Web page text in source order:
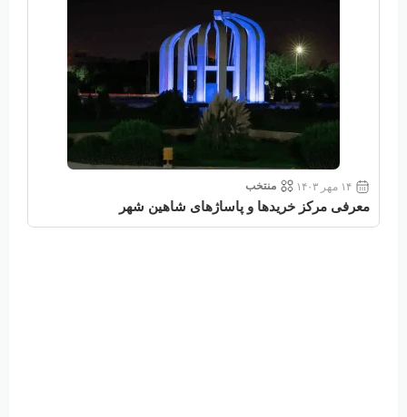
۱۴ مهر ۱۴۰۳ منتخب
معرفی مرکز خریدها و پاساژهای شاهین شهر